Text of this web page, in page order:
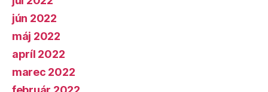
jún 2022
máj 2022
apríl 2022
marec 2022